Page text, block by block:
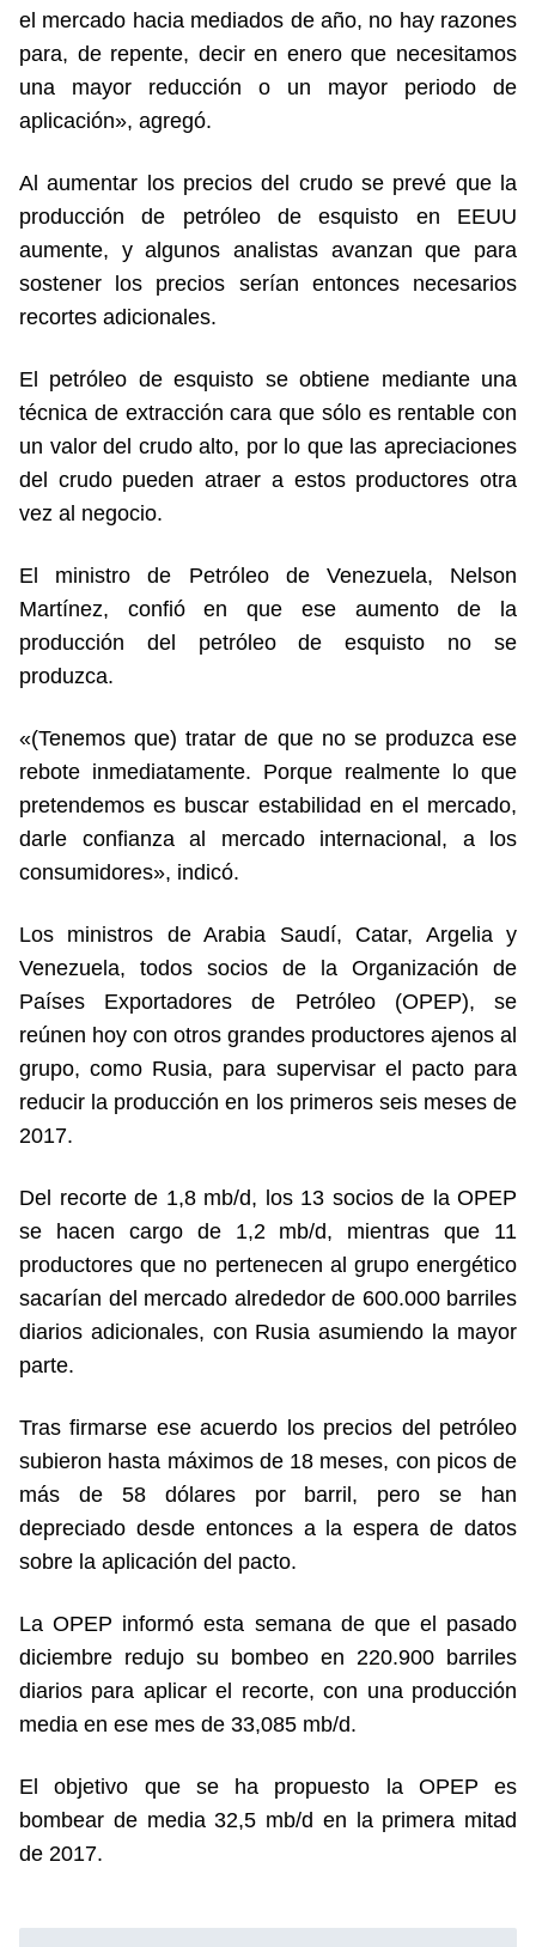
el mercado hacia mediados de año, no hay razones
para, de repente, decir en enero que necesitamos
una mayor reducción o un mayor periodo de
aplicación», agregó.
Al aumentar los precios del crudo se prevé que la
producción de petróleo de esquisto en EEUU
aumente, y algunos analistas avanzan que para
sostener los precios serían entonces necesarios
recortes adicionales.
El petróleo de esquisto se obtiene mediante una
técnica de extracción cara que sólo es rentable con
un valor del crudo alto, por lo que las apreciaciones
del crudo pueden atraer a estos productores otra
vez al negocio.
El ministro de Petróleo de Venezuela, Nelson
Martínez, confió en que ese aumento de la
producción del petróleo de esquisto no se
produzca.
«(Tenemos que) tratar de que no se produzca ese
rebote inmediatamente. Porque realmente lo que
pretendemos es buscar estabilidad en el mercado,
darle confianza al mercado internacional, a los
consumidores», indicó.
Los ministros de Arabia Saudí, Catar, Argelia y
Venezuela, todos socios de la Organización de
Países Exportadores de Petróleo (OPEP), se
reúnen hoy con otros grandes productores ajenos al
grupo, como Rusia, para supervisar el pacto para
reducir la producción en los primeros seis meses de
2017.
Del recorte de 1,8 mb/d, los 13 socios de la OPEP
se hacen cargo de 1,2 mb/d, mientras que 11
productores que no pertenecen al grupo energético
sacarían del mercado alrededor de 600.000 barriles
diarios adicionales, con Rusia asumiendo la mayor
parte.
Tras firmarse ese acuerdo los precios del petróleo
subieron hasta máximos de 18 meses, con picos de
más de 58 dólares por barril, pero se han
depreciado desde entonces a la espera de datos
sobre la aplicación del pacto.
La OPEP informó esta semana de que el pasado
diciembre redujo su bombeo en 220.900 barriles
diarios para aplicar el recorte, con una producción
media en ese mes de 33,085 mb/d.
El objetivo que se ha propuesto la OPEP es
bombear de media 32,5 mb/d en la primera mitad
de 2017.